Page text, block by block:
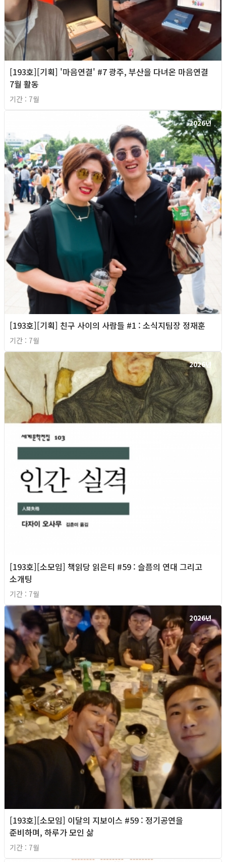
[193호][기획] '마음연결' #7 광주, 부산을 다녀온 마음연결
7월 활동
기간 : 7월
2026년
[193호][기획] 친구 사이의 사람들 #1 : 소식지팀장 정재훈
기간 : 7월
2026년
[193호][소모임] 책읽당 읽은티 #59 : 슬픔의 연대 그리고
소개팅
기간 : 7월
2026년
[193호][소모임] 이달의 지보이스 #59 : 정기공연을
준비하며, 하루가 모인 삶
기간 : 7월